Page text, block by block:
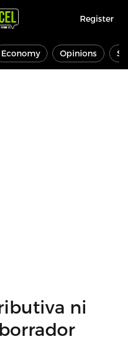
Register
Economy Opinions
ni